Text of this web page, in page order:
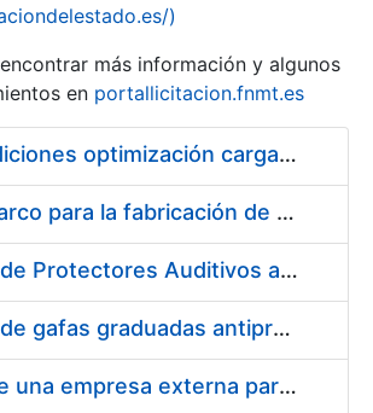
)
más información y algunos
en portallicitacion.fnmt.es
Pliego condiciones optimización cargas compras firmado
Acuerdo marco para la fabricación de piezas
Suministro de Protectores Auditivos a medida para las personas trabajadoras de los Centros de Trabajo de Madrid y Burgos
Suministro de gafas graduadas antiproyecciones para los trabajadores de la FNMT-RCM en los centros de trabajo de Madrid y Burgos
Servicios de una empresa externa para el asesoramiento y resolución de los recursos de alzada que se presentan relacionados con procesos de selección para la FNMT-RCM